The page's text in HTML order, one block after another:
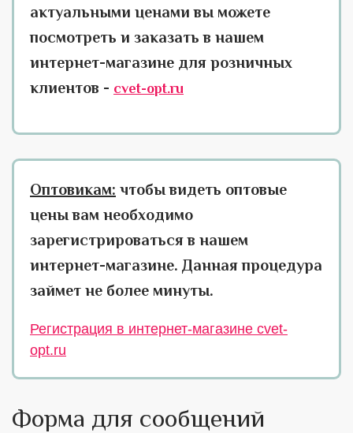
актуальными ценами вы можете
посмотреть и заказать в нашем
интернет-магазине для розничных
клиентов - cvet-opt.ru
Оптовикам: чтобы видеть оптовые
цены вам необходимо
зарегистрироваться в нашем
интернет-магазине. Данная процедура
займет не более минуты.
Регистрация в интернет-магазине cvet-
opt.ru
Форма для сообщений